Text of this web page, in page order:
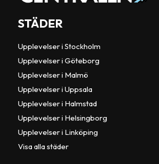
STÄDER
Upplevelser i Stockholm
Upplevelser i Göteborg
Upplevelser i Malmö
Upplevelser i Uppsala
Upplevelser i Halmstad
Upplevelser i Helsingborg
Upplevelser i Linköping
Visa alla städer